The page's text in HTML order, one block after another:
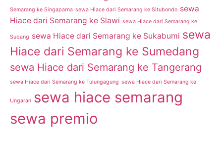
Semarang ke Singaparna sewa Hiace dari Semarang ke Situbondo sewa
Hiace dari Semarang ke Slawi sewa Hiace dari Semarang ke
Subang sewa Hiace dari Semarang ke Sukabumi sewa
Hiace dari Semarang ke Sumedang
sewa Hiace dari Semarang ke Tangerang
sewa Hiace dari Semarang ke Tulungagung sewa Hiace dari Semarang ke
Ungaran sewa hiace semarang
sewa premio